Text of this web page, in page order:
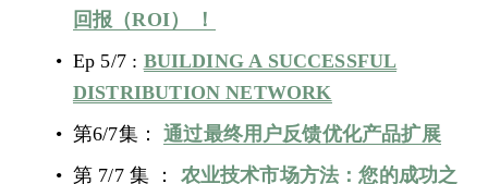
回报（ROI） ！
Ep 5/7 : BUILDING A SUCCESSFUL
DISTRIBUTION NETWORK
第6/7集： 通过最终用户反馈优化产品扩展
第 7/7 集 ： 农业技术市场方法：您的成功之